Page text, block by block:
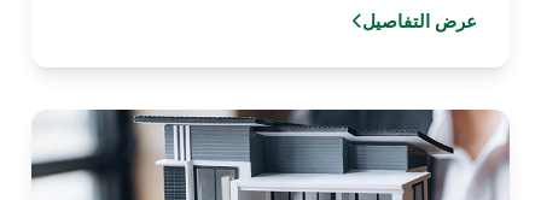
عرض التفاصيل